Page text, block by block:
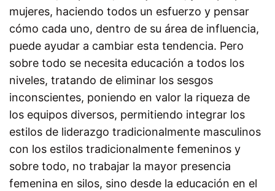
mujeres, haciendo todos un esfuerzo y pensar
cómo cada uno, dentro de su área de influencia,
puede ayudar a cambiar esta tendencia. Pero
sobre todo se necesita educación a todos los
niveles, tratando de eliminar los sesgos
inconscientes, poniendo en valor la riqueza de
los equipos diversos, permitiendo integrar los
estilos de liderazgo tradicionalmente masculinos
con los estilos tradicionalmente femeninos y
sobre todo, no trabajar la mayor presencia
femenina en silos, sino desde la educación en el